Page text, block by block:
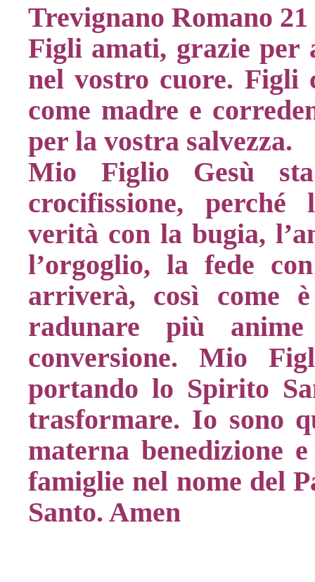
Trevignano Romano
Figli amati, grazie per
nel vostro cuore. Figli
come madre e
per la vostra salvezza.
Mio Figlio Gesù
crocifissione,
verità con la bugia,
l’orgoglio, la fede
arriverà, così come
radunare più
conversione. Mio
portando lo Spirito
trasformare. Io sono
materna benedizione
famiglie nel nome del
Santo. Amen